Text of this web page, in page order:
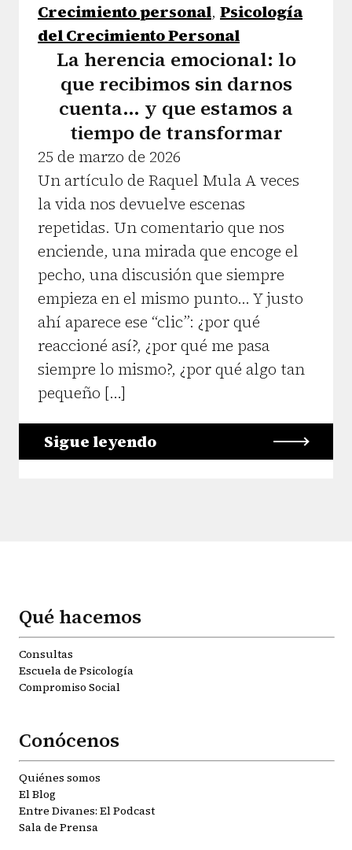
Crecimiento personal, Psicología
del Crecimiento Personal
La herencia emocional: lo
que recibimos sin darnos
cuenta… y que estamos a
tiempo de transformar
25 de marzo de 2026
Un artículo de Raquel Mula A veces
la vida nos devuelve escenas
repetidas. Un comentario que nos
enciende, una mirada que encoge el
pecho, una discusión que siempre
empieza en el mismo punto... Y justo
ahí aparece ese “clic”: ¿por qué
reaccioné así?, ¿por qué me pasa
siempre lo mismo?, ¿por qué algo tan
pequeño […]
Sigue leyendo
Qué hacemos
Consultas
Escuela de Psicología
Compromiso Social
Conócenos
Quiénes somos
El Blog
Entre Divanes: El Podcast
Sala de Prensa